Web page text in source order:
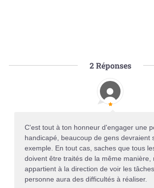
2Réponses
C'est tout à ton honneur d'engager une
handicapé, beaucoup de gens devraient
exemple. En tout cas, saches que tous
doivent être traités de la même manière,
appartient à la direction de voir les
personne aura des difficultés à réaliser.